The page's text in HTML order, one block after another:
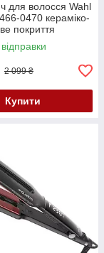
для волосся Wahl
0470 кераміко-
покриття
2 099 ₴
Купити